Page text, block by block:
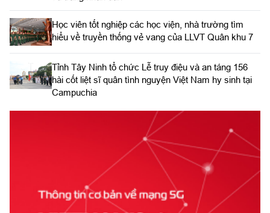
Học viên tốt nghiệp các học viện, nhà trường tìm
hiểu về truyền thống vẻ vang của LLVT Quân khu 7
​Tỉnh Tây Ninh tổ chức Lễ truy điệu và an táng 156
hài cốt liệt sĩ quân tình nguyện Việt Nam hy sinh tại
Campuchia